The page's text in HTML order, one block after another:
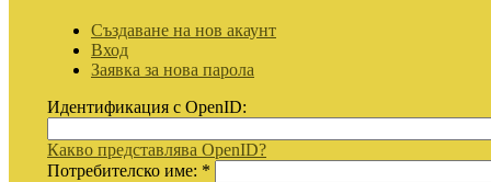
Създаване на нов акаунт
Вход
Заявка за нова парола
Идентификация с OpenID:
Какво представлява OpenID?
Потребителско име: *